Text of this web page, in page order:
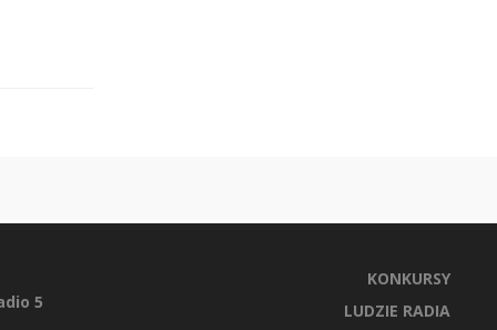
5
KONKURSY
LUDZIE RADIA